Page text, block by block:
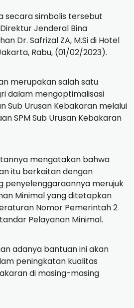
secara simbolis tersebut
Jenderal Bina
Dr. Safrizal ZA, M.Si di Hotel
Rabu, (01/02/2023).
merupakan salah satu
dalam mengoptimalisasi
Sub Urusan Kebakaran melalui
SPM Sub Urusan Kebakaran
mengatakan bahwa
itu berkaitan dengan
penyelenggaraannya merujuk
Minimal yang ditetapkan
Nomor Pemerintah 2
Pelayanan Minimal.
adanya bantuan ini akan
peningkatan kualitas
di masing-masing